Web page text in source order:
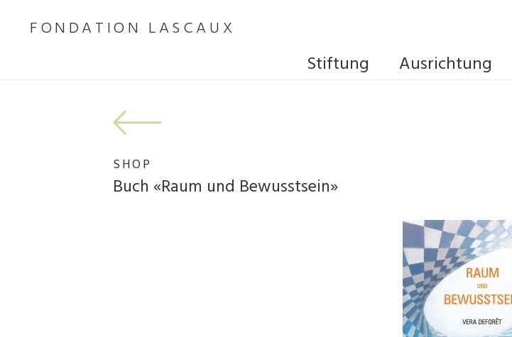
FONDATION LASCAUX
Stiftung Ausrichtung
SHOP
Buch «Raum und Bewusstsein»